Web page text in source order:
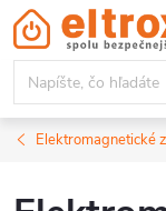
Prejsť
na
obsah
Elektromagnetické